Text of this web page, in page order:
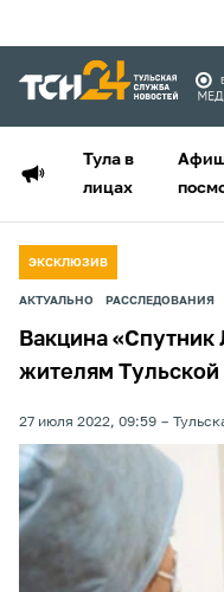
Тула в
лицах
ЭКСКЛЮЗИВ
АКТУАЛЬНО РАССЛЕДОВАНИЯ
Вакцина
жителям Тульской
27 июля 2022, 09:59